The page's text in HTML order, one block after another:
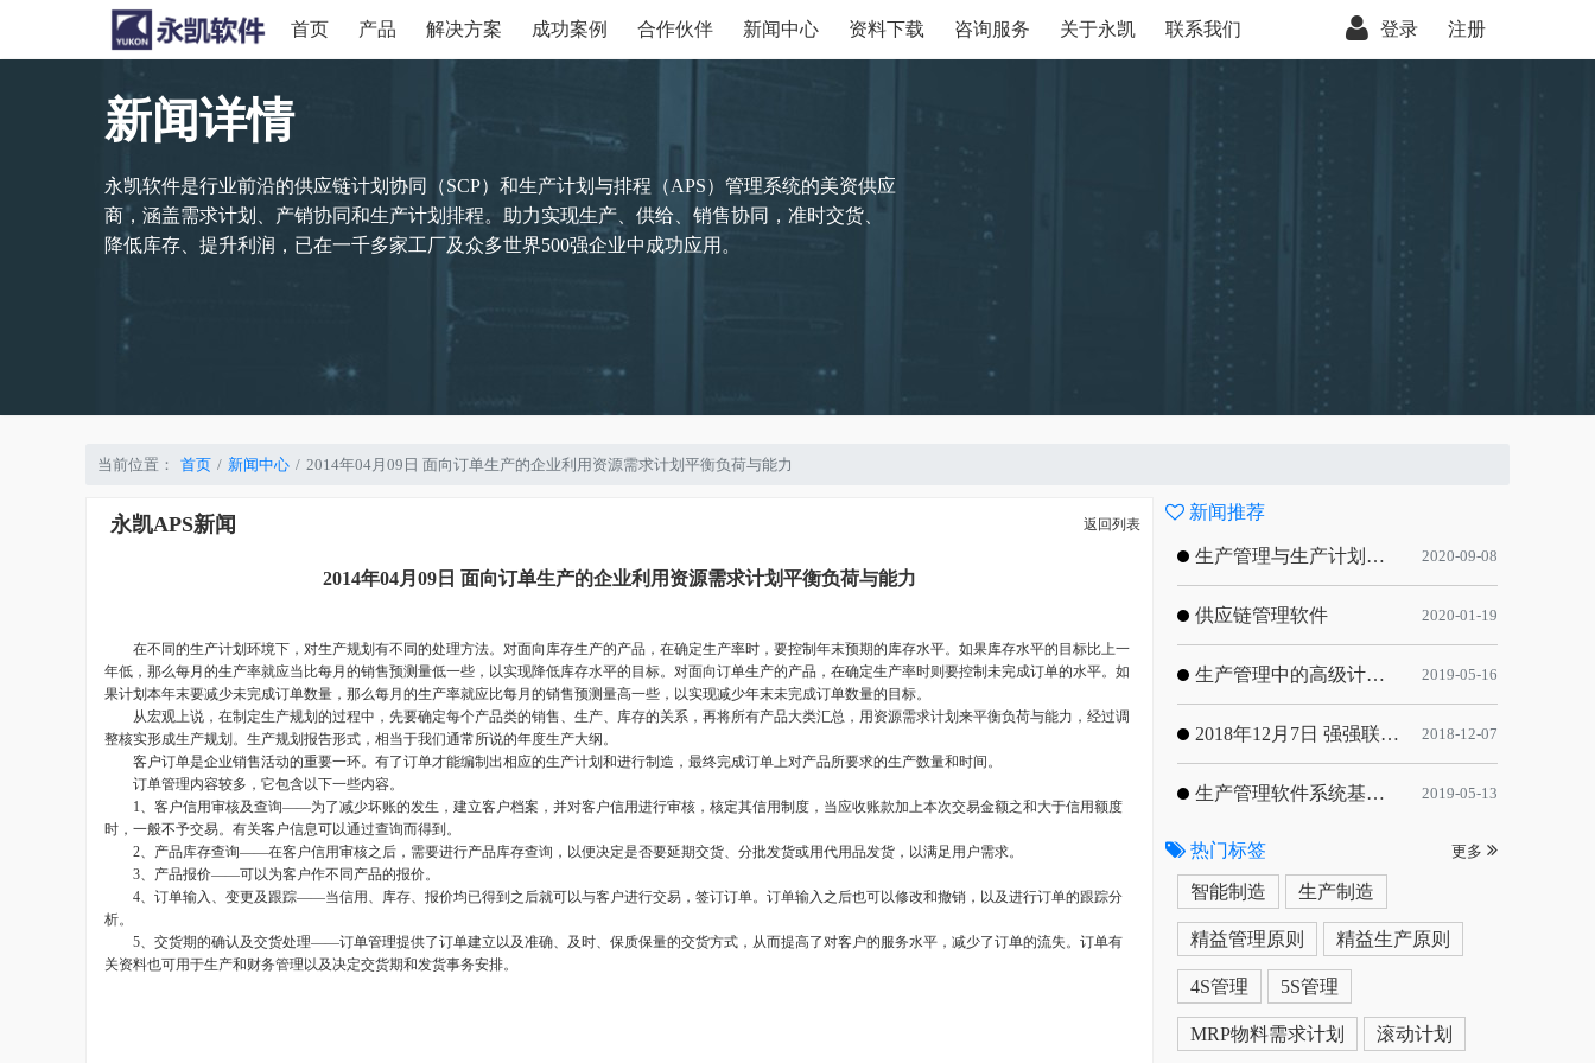
首页 产品 解决方案 成功案例 合作伙伴 新闻中心 资料下载 咨询服务 关于永凯 联系我们 登录 注册
新闻详情
永凯软件是行业前沿的供应链计划协同（SCP）和生产计划与排程（APS）管理系统的美资供应
商，涵盖需求计划、产销协同和生产计划排程。助力实现生产、供给、销售协同，准时交货、
降低库存、提升利润，已在一千多家工厂及众多世界500强企业中成功应用。
当前位置： 首页 新闻中心 2014年04月09日 面向订单生产的企业利用资源需求计划平衡负荷与能力
永凯APS新闻 返回列表
2014年04月09日 面向订单生产的企业利用资源需求计划平衡负荷与能力
在不同的生产计划 环境下，对生产规划有不同的处理方法。对面向库存生产的产品，在确定生产率时，要控制年末预期的库存水平。如果库存水平的目标比上一
年低，那么每月的生产率就应当比每月的销售预测量低一些，以实现降低库存水平的目标。对面向订单生产的产品，在确定生产率时则要控制未完成订单的水平。如
果计划本年末要减少未完成订单数量，那么每月的生产率就应比每月的销售预测量高一些，以实现减少年末未完成订单数量的目标。
从宏观上说，在制定生产规划的过程中，先要确定每个产品类的销售、生产、库存的关系，再将所有产品大类汇总，用资源需求计划来平衡负荷与能力，经过调
整核实形成生产规划。生产规划报告形式，相当于我们通常所说的年度生产大纲。
客户订单是企业销售活动的重要一环。有了订单才能编制出相应的生产计划和进行制造，最终完成订单上对产品所要求的生产数量和时间。
订单管理内容较多，它包含以下一些内容。
1、客户信用审核及查询——为了减少坏账的发生，建立客户档案，并对客户信用进行审核，核定其信用制度，当应收账款加上本次交易金额之和大于信用额度
时，一般不予交易。有关客户信息可以通过查询而得到。
2、产品库存查询——在客户信用审核之后，需要进行产品库存查询，以便决定是否要延期交货、分批发货或用代用品发货，以满足用户需求。
3、产品报价——可以为客户作不同产品的报价。
4、订单输入、变更及跟踪——当信用、库存、报价均已得到之后就可以与客户进行交易，签订订单。订单输入之后也可以修改和撤销，以及进行订单的跟踪分
析。
5、交货期的确认及交货处理——订单管理提供了订单建立以及准确、及时、保质保量的交货方式，从而提高了对客户的服务水平，减少了订单的流失。订单有
关资料也可用于生产和财务管理 以及决定交货期和发货事务安排。
新闻推荐
生产管理与生产计划的目标 2020-09-08
供应链管理软件 2020-01-19
生产管理中的高级计划与排程优化 2019-05-16
2018年12月7日 强强联手，共同推进电子器件领域APS应用典范 风华高科生产自动化工业互联网应用项目-APS项目启动会 2018-12-07
生产管理软件系统基于信息化的解决方案 2019-05-13
热门标签 更多
智能制造 生产制造
精益管理原则 精益生产原则
4S管理 5S管理
MRP物料需求计划 滚动计划